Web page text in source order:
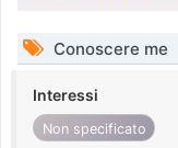
Conoscere me
Interessi
Non specificato